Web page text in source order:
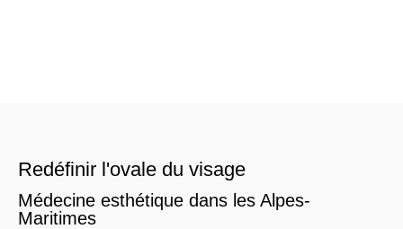
Redéfinir l'ovale du visage
Médecine esthétique dans les Alpes-
Maritimes